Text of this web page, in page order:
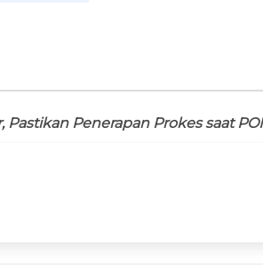
Penerapan Prokes saat